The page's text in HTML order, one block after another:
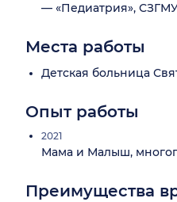
— «Педиатрия»,
Места работы
Детская больница
Опыт работы
2021
Мама и Малыш,
Преимущества